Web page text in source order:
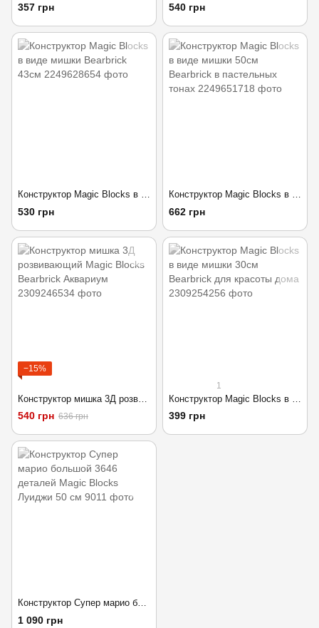
357 грн 540 грн
530 грн 662 грн
−15%
540 грн 636 грн
1
399 грн
Конструктор Супер марио большой 3646 деталей Magic Blocks Луиджи 50 см
1 090 грн